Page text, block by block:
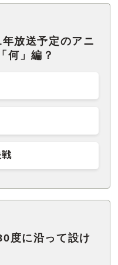
放送予定のアニ
何」編？
度に沿って設け